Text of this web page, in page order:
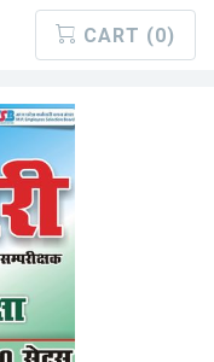
CART (0)